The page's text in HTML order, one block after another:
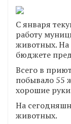
С января
работу
животных. На
бюджете
Всего в
побывало 55
хорошие
На
животных.